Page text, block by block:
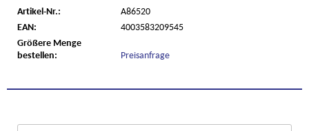
Artikel-Nr.:
A86520
EAN:
4003583209545
Größere Menge
bestellen:
Preisanfrage